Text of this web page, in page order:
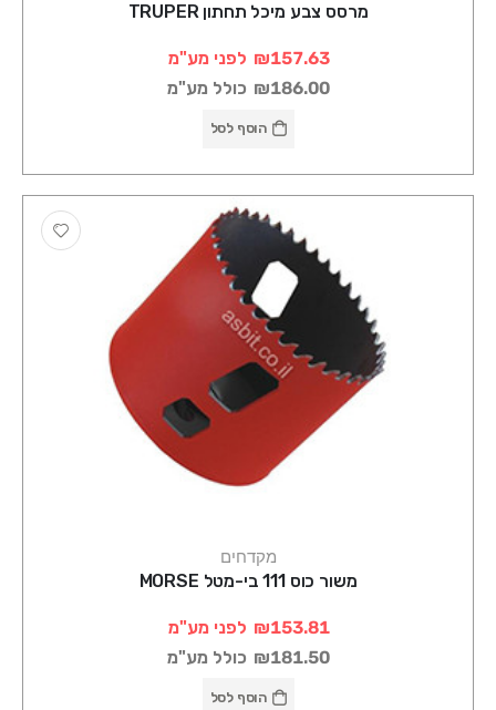
מרסס צבע מיכל תחתון TRUPER
₪157.63 לפני מע"מ
₪186.00 כולל מע"מ
הוסף לסל
מקדחים
משור כוס 111 בי-מטל MORSE
₪153.81 לפני מע"מ
₪181.50 כולל מע"מ
הוסף לסל